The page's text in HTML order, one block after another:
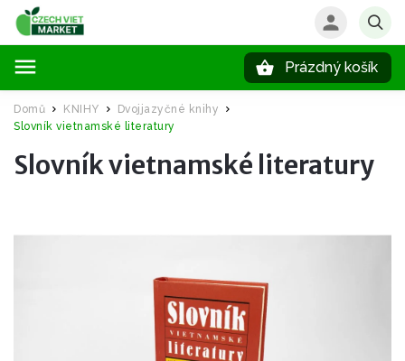
Prázdný košík
Domů / KNIHY / Dvojjazyčné knihy
/
Slovník vietnamské literatury
Slovník vietnamské literatury